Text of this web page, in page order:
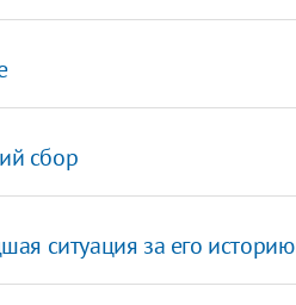
сбор
ситуация за его историю